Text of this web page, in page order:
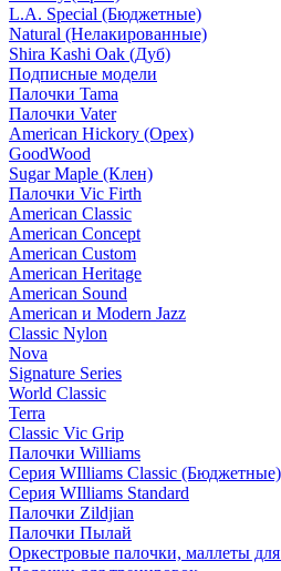
L.A. Special (Бюджетные)
Natural (Нелакированные)
Shira Kashi Oak (Дуб)
Подписные модели
Палочки Tama
Палочки Vater
American Hickory (Орех)
GoodWood
Sugar Maple (Клен)
Палочки Vic Firth
American Classic
American Concept
American Custom
American Heritage
American Sound
American и Modern Jazz
Classic Nylon
Nova
Signature Series
World Classic
Terra
Classic Vic Grip
Палочки Williams
Серия WIlliams Classic (Бюджетные)
Серия WIlliams Standard
Палочки Zildjian
Палочки Пылай
Оркестровые палочки, маллеты